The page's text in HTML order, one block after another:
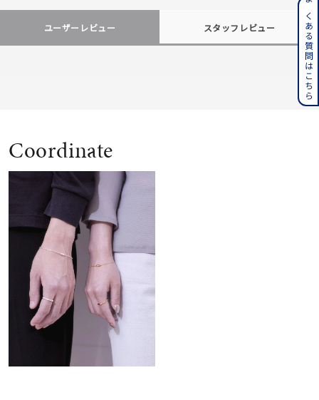
ユーザーレビュー スタッフレビュー
Coordinate
よくある質問はこちら